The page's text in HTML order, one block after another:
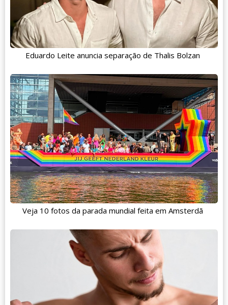
Eduardo Leite anuncia separação de Thalis Bolzan
Veja 10 fotos da parada mundial feita em Amsterdã